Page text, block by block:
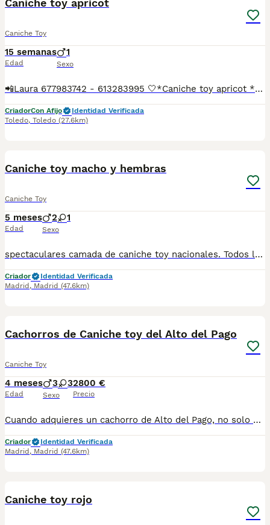
Caniche toy apricot
Caniche Toy
15 semanas
Edad
1
Sexo
📲Laura 677983742 - 613283995 🤍*Caniche toy apricot *🤍 ¿Buscas un nuevo compañero para tu hogar? ❤️ Tenemos preciosos cachorros listos para encontrar una familia responsable. ✅ Vacunados ✅ Desparasitados ✅ Cartilla sanitaria ✅ Garantías incluidas ✅ Máxima atención y cuidado Se hacen envíos a toda España: Andalucía: Almería, Cádiz, Córdoba, Granada, Huelva, Jaén, Málaga, Sevilla.Aragón: Huesca, Teruel, Zaragoza.Asturias: Oviedo.Baleares: Palma.Canarias: Las Palmas de Gran Canaria, Santa Cruz de Tenerife.Cantabria: Santander.Castilla-La Mancha: Albacete, Ciudad Real, Cuenca, Guadalajara, Toledo.Castilla y León: Ávila, Burgos, León, Palencia, Salamanca, Segovia, Soria, Valladolid, Zamora.Cataluña: Barcelona, Gerona (Girona), Lérida (Lleida), Tarragona.Comunidad Valenciana: Alicante, Castellón de la Plana, Valencia.Extremadura: Badajoz, Cáceres.Galicia: La Coruña (A Coruña), Lugo, Orense (Ourense), Pontevedra.La Rioja: Logroño.Madrid: Madrid.Murcia: Murcia.Navarra: Pamplona.País Vasco: Bilbao (Vizcaya), San Sebastián (Guipúzcoa), Vitoria (Álava). 🐾 Cachorros sanos, sociables y criados con mucho cariño. 📲 ¡Pregunta sin compromiso por disponibilidad, fotos y precios por mensaje privado!
CriadorCon Afijo
Identidad Verificada
Toledo, Toledo (27.6km)
Caniche toy macho y hembras
Caniche Toy
5 meses
Edad
2 1
Sexo
spectaculares camada de caniche toy nacionales. Todos los cachorritos se entregan con unos dos meses y medio de edad y sus vacunas correspondientes, desparasitados interna y externamente, con certificado de salud, y garantía tanto por enfermedad vírica como congénito genética. Posibilidad de entregar en toda España mediante transporte propio preparado para animales y con chofer privado. Los precios pueden variar según las características y morfología de cada cachorro. Añádenos al whatsapp o llámanos, y encantados atenderemos todas tus dudas y consultas. Teléfono / Whatsapp: 641 92 23 90
Criador
Identidad Verificada
Madrid , Madrid (47.6km)
Cachorros de Caniche toy del Alto del Pago
Caniche Toy
4 meses
Edad
3 3
Sexo
2800 €
Precio
Cuando adquieres un cachorro de Alto del Pago, no solo estás incorporando un perro a tu vida… estás eligiendo una forma de criar basada en la excelencia, la transparencia y el respeto absoluto por cada ejemplar. En nuestro criadero trabajamos con una selección muy cuidada de líneas, priorizando siempre la salud, el carácter y la estabilidad del cachorro. Cada camada es planificada con criterio, sin prisas y con un seguimiento constante desde el primer día. Creemos en hacer las cosas bien y en enseñarlas tal cual son. Por eso, abrimos las puertas de nuestra casa, mostramos nuestro día a día y acompañamos a cada familia con total cercanía y honestidad durante todo el proceso. Somos profesionales con todas las licencias en regla para poder ejercer esta maravillosa actividad, y no tenemos intermediarios, para adquirir un ejemplar de ALTO DEL PAGO, debes tratar personalmente con nosotros, venir a nuestra casa, donde conoceras nuestras espectaculares instalaciones, verás a los padres de los cachorros junto a los pequeñajos y podrás escoger a tu compañero. Los cachorros se entregan siempre con su completa documentación, microchip implantado, certificados de salud de los progenitores, vacunados y desparasitados. visita nuestra web altodelpago.es o conocenos en redes sociales : instagram @altodelpago Teléfono de atención al cliente : 679 67 30 10
Criador
Identidad Verificada
Madrid , Madrid (47.6km)
Caniche toy rojo